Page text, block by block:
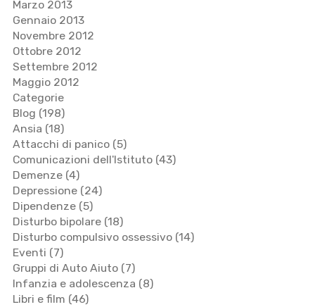
Marzo 2013
Gennaio 2013
Novembre 2012
Ottobre 2012
Settembre 2012
Maggio 2012
Categorie
Blog (198)
Ansia (18)
Attacchi di panico (5)
Comunicazioni dell'Istituto (43)
Demenze (4)
Depressione (24)
Dipendenze (5)
Disturbo bipolare (18)
Disturbo compulsivo ossessivo (14)
Eventi (7)
Gruppi di Auto Aiuto (7)
Infanzia e adolescenza (8)
Libri e film (46)